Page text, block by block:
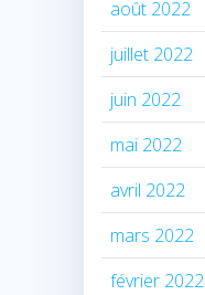
août 2022
juillet 2022
juin 2022
mai 2022
avril 2022
mars 2022
février 2022